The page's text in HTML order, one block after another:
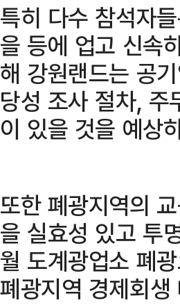
특히 다수 참석자
을 등에 업고 신속
해 강원랜드는 공
당성 조사 절차, 주
이 있을 것을 예상
또한 폐광지역의
을 실효성 있고 투
월 도계광업소 폐
폐광지역 경제회